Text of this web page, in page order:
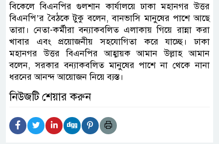
বিকেলে বিএনপির গুলশান কার্যালয়ে ঢাকা মহানগর উত্তর
বিএনপি’র বৈঠকে টুকু বলেন, বানভাসি মানুষের পাশে আছে
তারা। নেতা-কর্মীরা বন্যাকবলিত এলাকায় গিয়ে রান্না করা
খাবার এবং প্রয়োজনীয় সহযোগিতা করে যাচ্ছে। ঢাকা
মহানগর উত্তর বিএনপির আহ্বায়ক আমান উল্লাহ আমান
বলেন, সরকার বন্যাকবলিত মানুষের পাশে না থেকে নানা
ধরনের আনন্দ আয়োজন নিয়ে ব্যস্ত।
নিউজটি শেয়ার করুন